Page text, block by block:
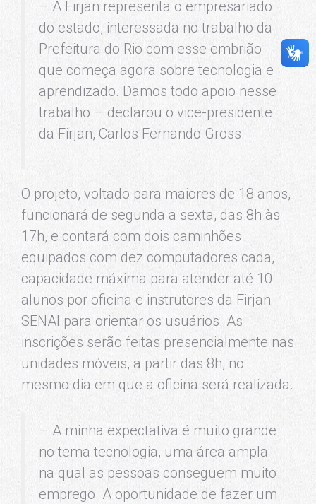
– A Firjan representa o empresariado
do estado, interessada no trabalho da
Prefeitura do Rio com esse embrião
que começa agora sobre tecnologia e
aprendizado. Damos todo apoio nesse
trabalho – declarou o vice-presidente
da Firjan, Carlos Fernando Gross.
O projeto, voltado para maiores de 18 anos,
funcionará de segunda a sexta, das 8h às
17h, e contará com dois caminhões
equipados com dez computadores cada,
capacidade máxima para atender até 10
alunos por oficina e instrutores da Firjan
SENAI para orientar os usuários. As
inscrições serão feitas presencialmente nas
unidades móveis, a partir das 8h, no
mesmo dia em que a oficina será realizada.
– A minha expectativa é muito grande
no tema tecnologia, uma área ampla
na qual as pessoas conseguem muito
emprego. A oportunidade de fazer um